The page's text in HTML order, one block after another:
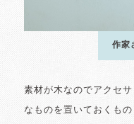
作家
素材が木なのでアクセ
なものを置いておくも